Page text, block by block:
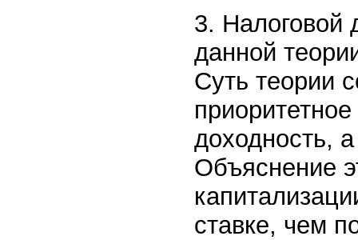
3. Налоговой
данной
Суть теории
доходность,
Объяснение
ставке, чем